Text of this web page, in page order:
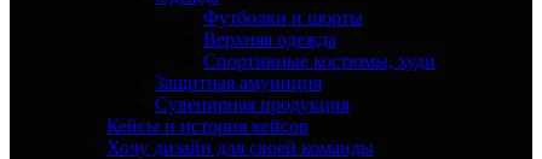
Футболки и шорты
Верхняя одежда
Спортивные костюмы, худи
Защитная амуниция
Сувенирная продукция
Кейсы и история кейсов
Хочу дизайн для своей команды